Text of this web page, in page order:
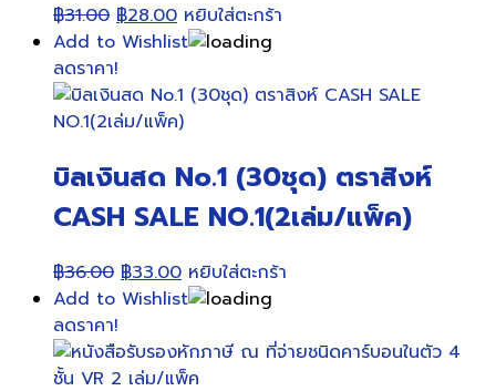
฿31.00 Original
price
was:
฿31.00.
฿28.00Current
price
฿28.00.
หยิบใส่ตะกร้า
Add to Wishlist
ลดราคา!
บิลเงินสด No.1 (30ชุด) ตราสิงห์
CASH SALE NO.1(2เล่ม/แพ็ค)
฿36.00 Original
price
฿36.00.
฿33.00Current
price
฿33.00.
หยิบใส่ตะกร้า
Add to Wishlist
ลดราคา!